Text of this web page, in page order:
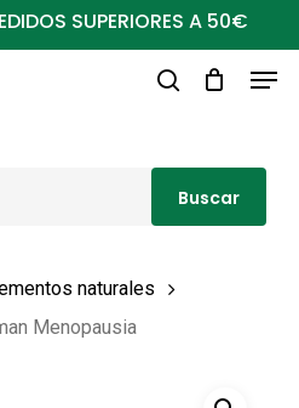
SUPERIORES A 50€
Buscar
naturales
Menopausia
Close